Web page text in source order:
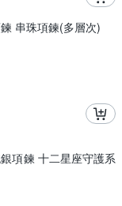
串珠項鍊(多層次)
項鍊 十二星座守護系